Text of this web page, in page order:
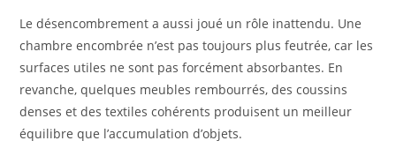
Le désencombrement a aussi joué un rôle inattendu. Une
chambre encombrée n’est pas toujours plus feutrée, car les
surfaces utiles ne sont pas forcément absorbantes. En
revanche, quelques meubles rembourrés, des coussins
denses et des textiles cohérents produisent un meilleur
équilibre que l’accumulation d’objets.